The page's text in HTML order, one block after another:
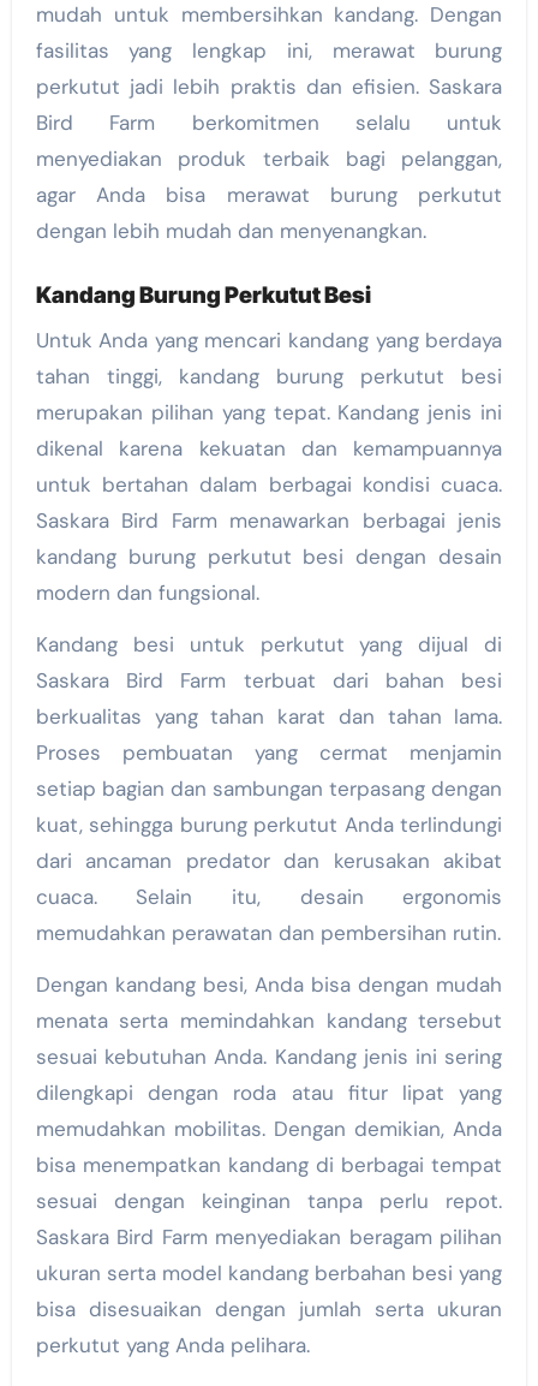
mudah untuk membersihkan kandang. Dengan
fasilitas yang lengkap ini, merawat burung
perkutut jadi lebih praktis dan efisien. Saskara
Bird Farm berkomitmen selalu untuk
menyediakan produk terbaik bagi pelanggan,
agar Anda bisa merawat burung perkutut
dengan lebih mudah dan menyenangkan.
Kandang Burung Perkutut Besi
Untuk Anda yang mencari kandang yang berdaya
tahan tinggi, kandang burung perkutut besi
merupakan pilihan yang tepat. Kandang jenis ini
dikenal karena kekuatan dan kemampuannya
untuk bertahan dalam berbagai kondisi cuaca.
Saskara Bird Farm menawarkan berbagai jenis
kandang burung perkutut besi dengan desain
modern dan fungsional.
Kandang besi untuk perkutut yang dijual di
Saskara Bird Farm terbuat dari bahan besi
berkualitas yang tahan karat dan tahan lama.
Proses pembuatan yang cermat menjamin
setiap bagian dan sambungan terpasang dengan
kuat, sehingga burung perkutut Anda terlindungi
dari ancaman predator dan kerusakan akibat
cuaca. Selain itu, desain ergonomis
memudahkan perawatan dan pembersihan rutin.
Dengan kandang besi, Anda bisa dengan mudah
menata serta memindahkan kandang tersebut
sesuai kebutuhan Anda. Kandang jenis ini sering
dilengkapi dengan roda atau fitur lipat yang
memudahkan mobilitas. Dengan demikian, Anda
bisa menempatkan kandang di berbagai tempat
sesuai dengan keinginan tanpa perlu repot.
Saskara Bird Farm menyediakan beragam pilihan
ukuran serta model kandang berbahan besi yang
bisa disesuaikan dengan jumlah serta ukuran
perkutut yang Anda pelihara.